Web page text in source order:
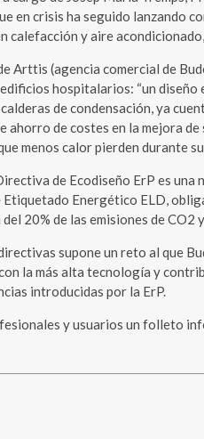
en crisis ha seguido lanzando
calefacción y aire
Arttis (agencia comercial de
hospitalarios: “un
de condensación, ya
de costes en la mejora de
menos calor pierden durante
de Ecodiseño ErP es una
Energético ELD,
20% de las emisiones de
supone un reto al que
la más alta tecnología y
introducidas por la ErP.
y usuarios un folleto